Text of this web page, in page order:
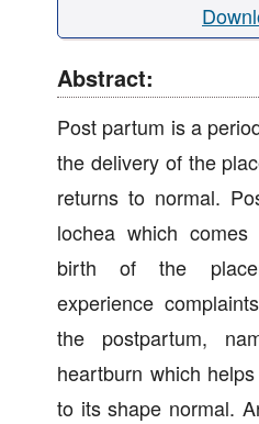
Abstract:
Post partum is a
the delivery of the
returns to normal.
lochea which
birth of the
experience
the postpartum,
heartburn which
to its shape normal.